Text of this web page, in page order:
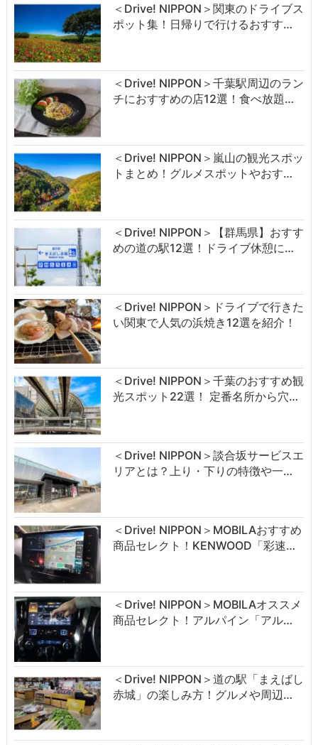
＜Drive! NIPPON＞関東のドライブス
ポット集！日帰りで行けるおすす…
＜Drive! NIPPON＞千葉駅周辺のラン
チにおすすめの店12選！食べ放題…
＜Drive! NIPPON＞嵐山の観光スポッ
トまとめ！グルメスポットやおす…
＜Drive! NIPPON＞【群馬県】おすす
めの道の駅12選！ドライブ休憩に…
＜Drive! NIPPON＞ドライブで行きた
い関東で人気の浜焼き12選を紹介！
＜Drive! NIPPON＞千葉のおすすめ観
光スポット22選！ 定番名所から穴…
＜Drive! NIPPON＞談合坂サービスエ
リアとは？上り・下りの特徴や一…
＜Drive! NIPPON＞MOBILAおすすめ
商品セレクト！KENWOOD「彩速…
＜Drive! NIPPON＞MOBILAオススメ
商品セレクト！アルパイン「アル…
＜Drive! NIPPON＞道の駅「まえばし
赤城」の楽しみ方！グルメや周辺…